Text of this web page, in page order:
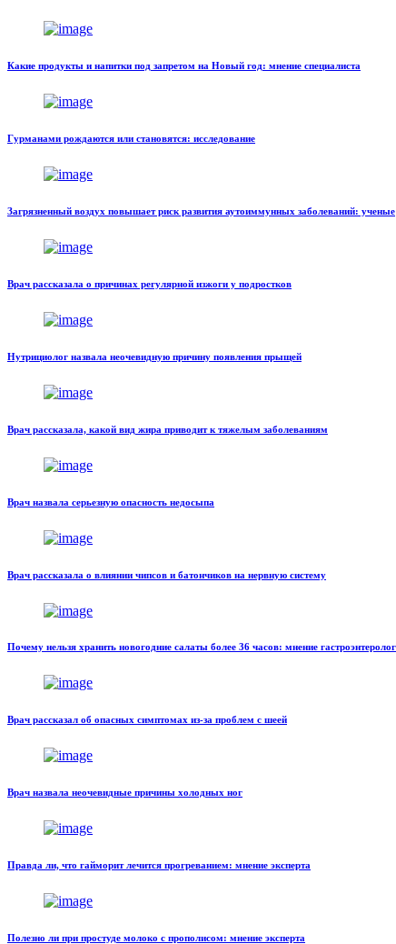
Какие продукты и напитки под запретом на Новый год: мнение специалиста
Гурманами рождаются или становятся: исследование
Загрязненный воздух повышает риск развития аутоиммунных заболеваний: ученые
Врач рассказала о причинах регулярной изжоги у подростков
Нутрициолог назвала неочевидную причину появления прыщей
Врач рассказала, какой вид жира приводит к тяжелым заболеваниям
Врач назвала серьезную опасность недосыпа
Врач рассказала о влиянии чипсов и батончиков на нервную систему
Почему нельзя хранить новогодние салаты более 36 часов: мнение
Врач рассказал об опасных симптомах из-за проблем с шеей
Врач назвала неочевидные причины холодных ног
Правда ли, что гайморит лечится прогреванием: мнение эксперта
Полезно ли при простуде молоко с прополисом: мнение эксперта